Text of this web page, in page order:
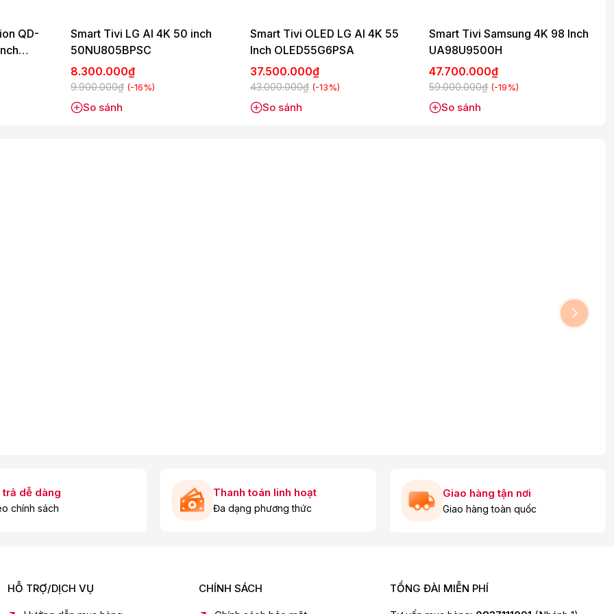
công nghệ:
mang lại trải nghiệm xem phim, thể thao và giải trí chân
QD-
Smart Tivi LG AI 4K 50 inch
50NU805BPSC
8.300.000₫
9.900.000₫ (-16%)
So sánh
Smart Tivi OLED LG AI 4K 55
Inch OLED55G6PSA
37.500.000₫
43.000.000₫ (-13%)
So sánh
Smart Tivi Samsung 4K 98 Inch
UA98U9500H
47.700.000₫
59.000.000₫ (-19%)
So sánh
dễ dàng
chính sách
Thanh toán linh hoạt
Đa dạng phương thức
Giao hàng tận nơi
Giao hàng toàn quốc
HỖ TRỢ/DỊCH VỤ CHÍNH SÁCH TỔNG ĐÀI MIỄN PHÍ